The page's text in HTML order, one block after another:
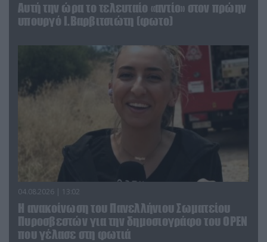
Αυτή την ώρα το τελευταίο «αντίο» στον πρώην
υπουργό Ι.Βαρβιτσιώτη (φωτο)
04.08.2026 | 13:02
Η ανακοίνωση του Πανελλήνιου Σωματείου
Πυροσβεστών για την δημοσιογράφο του OPEN
που γέλασε στη φωτιά